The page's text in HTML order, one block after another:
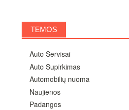
TEMOS
Auto Servisai
Auto Supirkimas
Automobilių nuoma
Naujienos
Padangos